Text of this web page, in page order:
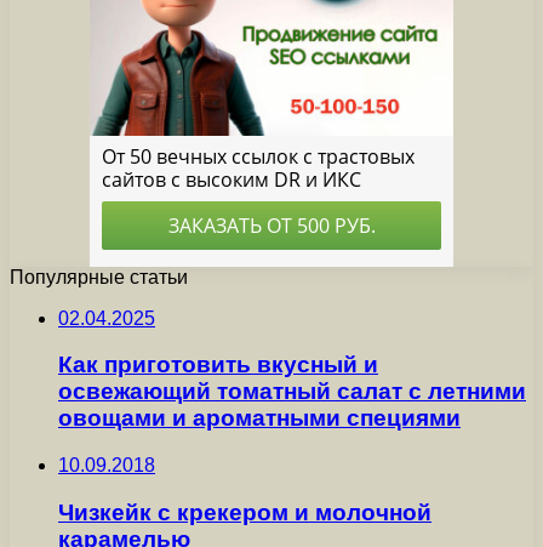
Популярные статьи
02.04.2025
Как приготовить вкусный и
освежающий томатный салат с летними
овощами и ароматными специями
10.09.2018
Чизкейк с крекером и молочной
карамелью